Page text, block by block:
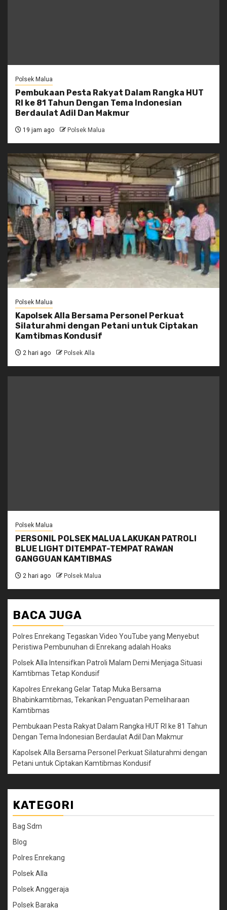
Polsek Malua
Pembukaan Pesta Rakyat Dalam Rangka HUT
RI ke 81 Tahun Dengan Tema Indonesian
Berdaulat Adil Dan Makmur
19 jam ago Polsek Malua
Polsek Malua
Kapolsek Alla Bersama Personel Perkuat
Silaturahmi dengan Petani untuk Ciptakan
Kamtibmas Kondusif
2 hari ago Polsek Alla
Polsek Malua
PERSONIL POLSEK MALUA LAKUKAN PATROLI
BLUE LIGHT DITEMPAT-TEMPAT RAWAN
GANGGUAN KAMTIBMAS
2 hari ago Polsek Malua
BACA JUGA
Polres Enrekang Tegaskan Video YouTube yang Menyebut
Peristiwa Pembunuhan di Enrekang adalah Hoaks
Polsek Alla Intensifkan Patroli Malam Demi Menjaga Situasi
Kamtibmas Tetap Kondusif
Kapolres Enrekang Gelar Tatap Muka Bersama
Bhabinkamtibmas, Tekankan Penguatan Pemeliharaan
Kamtibmas
Pembukaan Pesta Rakyat Dalam Rangka HUT RI ke 81 Tahun
Dengan Tema Indonesian Berdaulat Adil Dan Makmur
Kapolsek Alla Bersama Personel Perkuat Silaturahmi dengan
Petani untuk Ciptakan Kamtibmas Kondusif
KATEGORI
Bag Sdm
Blog
Polres Enrekang
Polsek Alla
Polsek Anggeraja
Polsek Baraka